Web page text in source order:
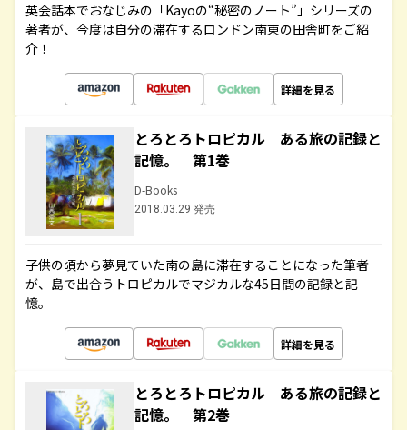
英会話本でおなじみの「Kayoの“秘密のノート”」シリーズの
著者が、今度は自分の滞在するロンドン南東の田舎町をご紹
介！
詳細を見る
とろとろトロピカル ある旅の記録と
記憶。 第1巻
D-Books
2018.03.29 発売
子供の頃から夢見ていた南の島に滞在することになった筆者
が、島で出合うトロピカルでマジカルな45日間の記録と記
憶。
詳細を見る
とろとろトロピカル ある旅の記録と
記憶。 第2巻